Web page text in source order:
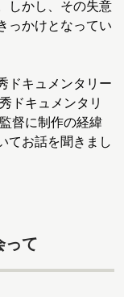
しかし、その失意
っかけとなってい
ドキュメンタリー
ドキュメンタリ
督に制作の経緯
てお話を聞きまし
って